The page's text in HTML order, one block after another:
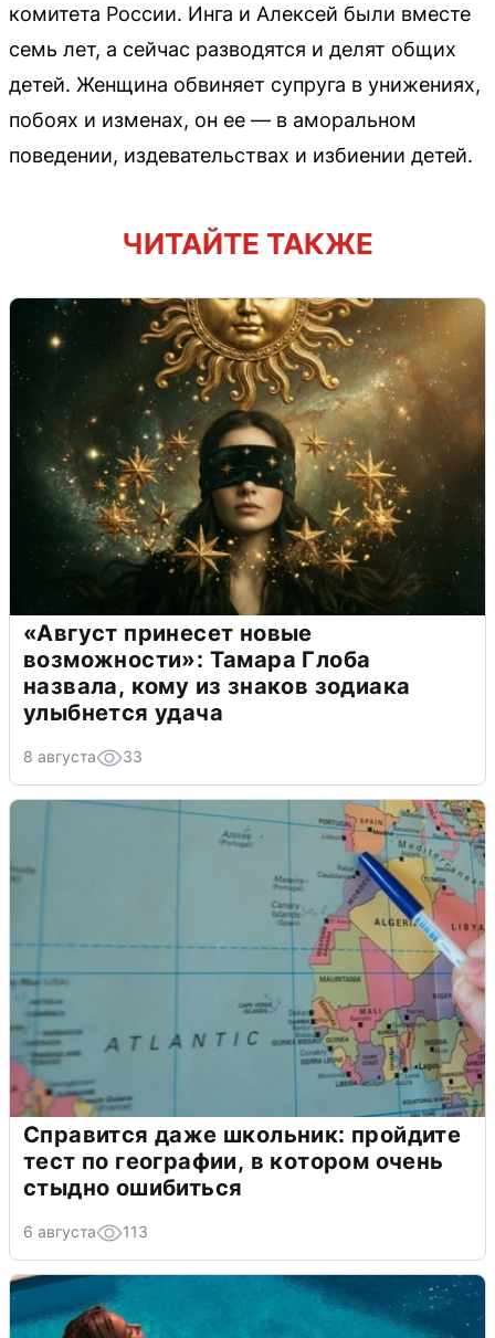
комитета России. Инга и Алексей были вместе
семь лет, а сейчас разводятся и делят общих
детей. Женщина обвиняет супруга в унижениях,
побоях и изменах, он ее — в аморальном
поведении, издевательствах и избиении детей.
ЧИТАЙТЕ ТАКЖЕ
«Август принесет новые
возможности»: Тамара Глоба
назвала, кому из знаков зодиака
улыбнется удача
8 августа 33
Справится даже школьник: пройдите
тест по географии, в котором очень
стыдно ошибиться
6 августа 113